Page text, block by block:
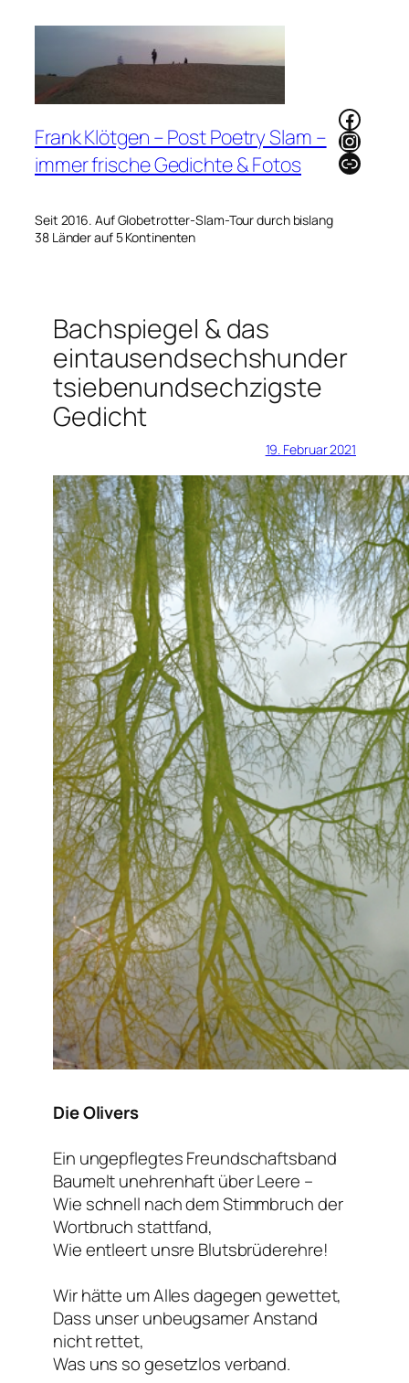
Frank Klötgen – Post Poetry Slam –
immer frische Gedichte & Fotos
Seit 2016. Auf Globetrotter-Slam-Tour durch bislang
38 Länder auf 5 Kontinenten
Link
Bachspiegel & das
eintausendsechshunder
tsiebenundsechzigste
Gedicht
19. Februar 2021
Die Olivers
Ein ungepflegtes Freundschaftsband
Baumelt unehrenhaft über Leere –
Wie schnell nach dem Stimmbruch der
Wortbruch stattfand,
Wie entleert unsre Blutsbrüderehre!
Wir hätte um Alles dagegen gewettet,
Dass unser unbeugsamer Anstand
nicht rettet,
Was uns so gesetzlos verband.